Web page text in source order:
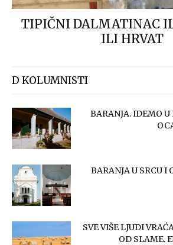
TIPIČNI DALMATINAC
ILI HRVAT
D KOLUMNISTI
BARANJA. IDEMO
BARANJA U SRCU I
SVE VIŠE LJUDI
OD SLAME.